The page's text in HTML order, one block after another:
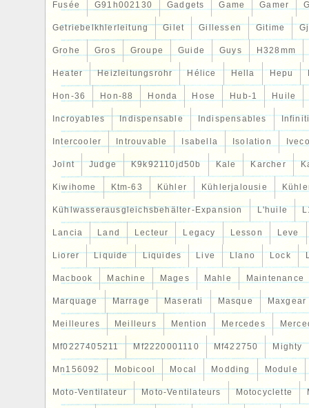
Fusée G91h002130 Gadgets Game Gamer
Getriebelkhlerleitung Gilet Gillessen Gitime
Grohe Gros Groupe Guide Guys H328mm
Heater Heizleitungsrohr Hélice Hella Hepu
Hon-36 Hon-88 Honda Hose Hub-1 Huile
Incroyables Indispensable Indispensables
Intercooler Introuvable Isabella Isolation
Joint Judge K9k92110jd50b Kale Karcher
Kiwihome Ktm-63 Kühler Kühlerjalousie
Kühlwasserausgleichsbehälter-Expansion L'huile
Lancia Land Lecteur Legacy Lesson Leve
Liorer Liquide Liquides Live Llano Lock
Macbook Machine Mages Mahle Maintenance
Marquage Marrage Maserati Masque Maxgear
Meilleures Meilleurs Mention Mercedes
Mf0227405211 Mf2220001110 Mf422750 Mighty
Mn156092 Mobicool Mocal Modding Module
Moto-Ventilateur Moto-Ventilateurs Motocyclette